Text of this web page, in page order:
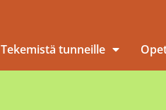
Tekemistä tunneille